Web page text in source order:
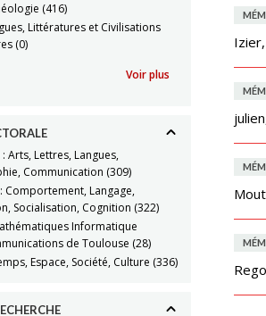
(416)
Littératures et Civilisations
(0)
Voir plus
: Arts, Lettres, Langues,
Communication (309)
: Comportement, Langage,
Socialisation, Cognition (322)
Informatique
de Toulouse (28)
Espace, Société, Culture (336)